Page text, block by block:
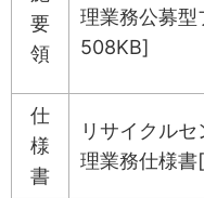
要
領
理業務公募型
508KB]
仕
様
書
リサイクル
理業務仕様